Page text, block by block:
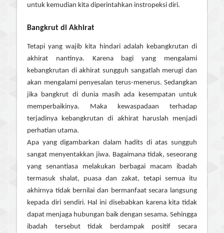
untuk kemudian kita diperintahkan instropeksi diri.
Bangkrut di Akhirat
Tetapi yang wajib kita hindari adalah kebangkrutan di
akhirat nantinya. Karena bagi yang mengalami
kebangkrutan di akhirat sungguh sangatlah merugi dan
akan mengalami penyesalan terus-menerus. Sedangkan
jika bangkrut di dunia masih ada kesempatan untuk
memperbaikinya. Maka kewaspadaan terhadap
terjadinya kebangkrutan di akhirat haruslah menjadi
perhatian utama.
Apa yang digambarkan dalam hadits di atas sungguh
sangat menyentakkan jiwa. Bagaimana tidak, seseorang
yang senantiasa melakukan berbagai macam ibadah
termasuk shalat, puasa dan zakat, tetapi semua itu
akhirnya tidak bernilai dan bermanfaat secara langsung
kepada diri sendiri. Hal ini disebabkan karena kita tidak
dapat menjaga hubungan baik dengan sesama. Sehingga
ibadah tersebut tidak berdampak positif secara